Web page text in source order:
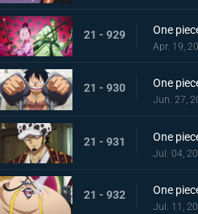
21 - 929
Apr. 19,
21 - 930
Jun. 27,
21 - 931
Jul. 04,
21 - 932
Jul. 11,